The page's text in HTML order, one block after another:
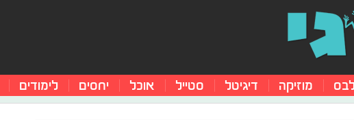
מוזיקה דיגיטל סטייל אוכל יחסים לימודים